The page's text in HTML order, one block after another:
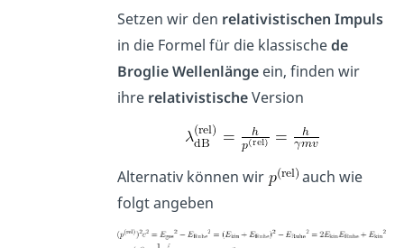
Setzen wir den relativistischen Impuls
in die Formel für die klassischede
Broglie Wellenlänge ein, finden wir
ihre relativistischeVersion
Alternativ können wir
auch wie
folgt angeben